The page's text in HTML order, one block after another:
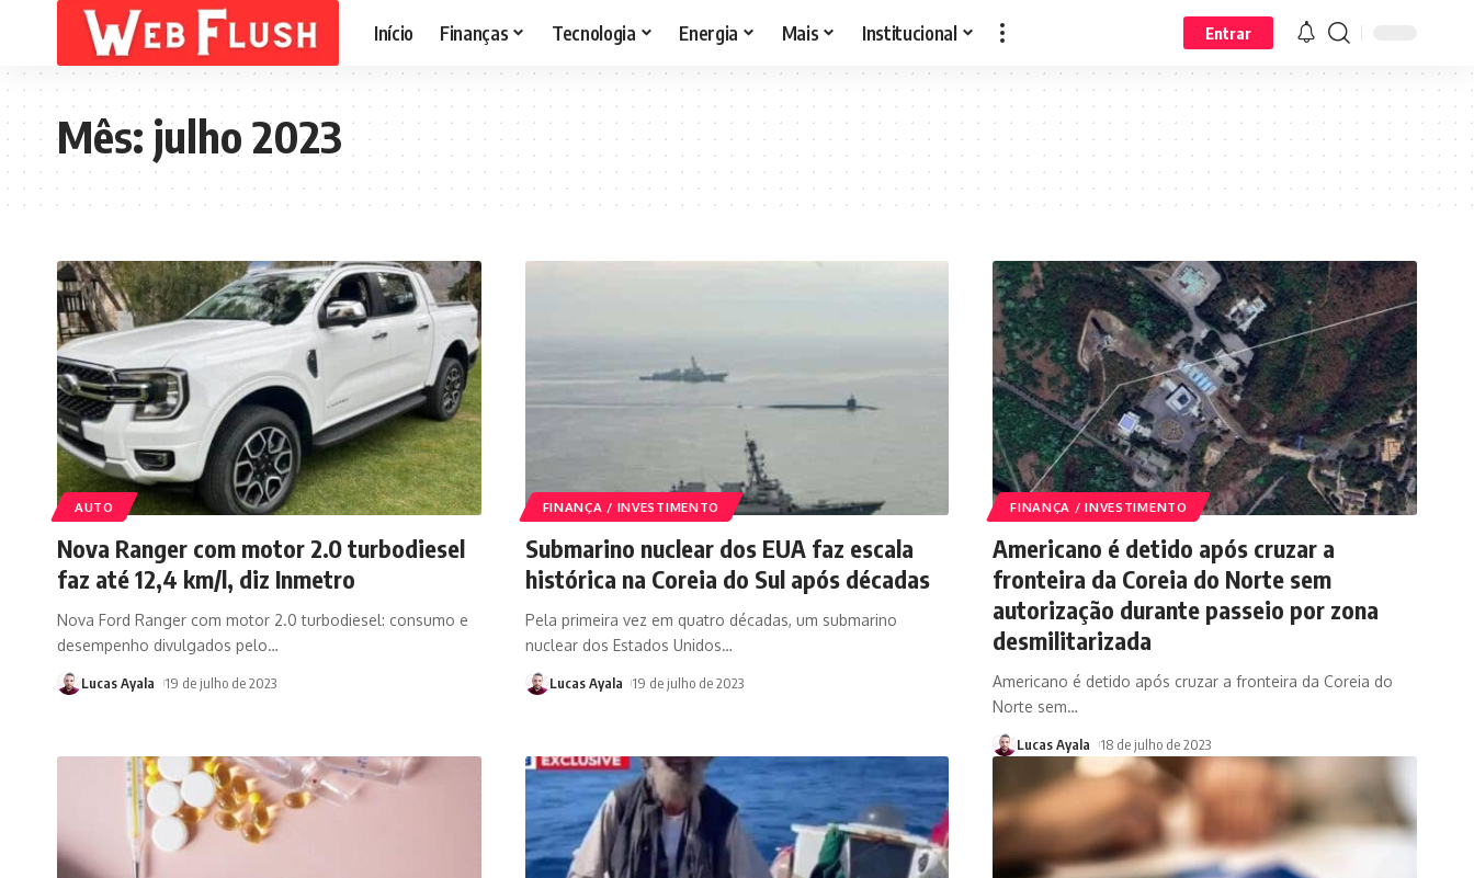
Início Finanças Tecnologia Energia Mais Institucional Entrar
Mês: julho 2023
AUTO
Nova Ranger com motor 2.0 turbodiesel
faz até 12,4 km/l, diz Inmetro
Nova Ford Ranger com motor 2.0 turbodiesel: consumo e
desempenho divulgados pelo…
Lucas Ayala 19 de julho de 2023
FINANÇA / INVESTIMENTO
Submarino nuclear dos EUA faz escala
histórica na Coreia do Sul após décadas
Pela primeira vez em quatro décadas, um submarino
nuclear dos Estados Unidos…
Lucas Ayala 19 de julho de 2023
FINANÇA / INVESTIMENTO
Americano é detido após cruzar a
fronteira da Coreia do Norte sem
autorização durante passeio por zona
desmilitarizada
Americano é detido após cruzar a fronteira da Coreia do
Norte sem…
Lucas Ayala 18 de julho de 2023